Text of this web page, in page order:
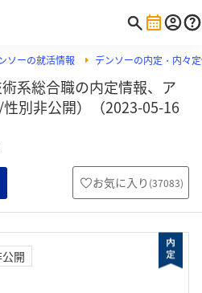
ソーの就活情報 デンソーの内定・内々
系総合職の内定情報、ア
別非公開）（2023-05-16
お気に入り (37083)
開